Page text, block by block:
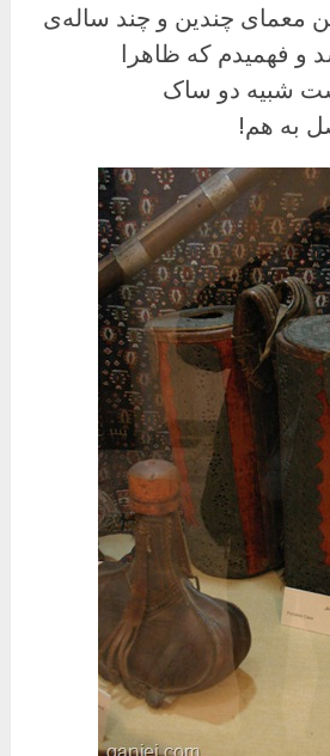
معمای چندین و چند ساله‌ی
فهمیدم که ظاهرا
شبیه دو ساک
به هم!